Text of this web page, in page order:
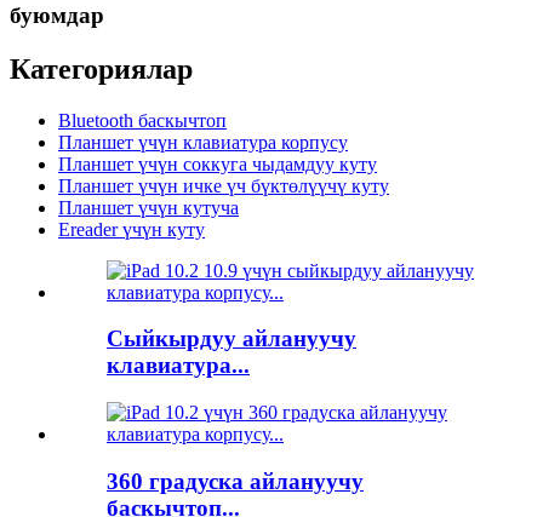
буюмдар
Категориялар
Bluetooth баскычтоп
Планшет үчүн клавиатура корпусу
Планшет үчүн соккуга чыдамдуу куту
Планшет үчүн ичке үч бүктөлүүчү куту
Планшет үчүн кутуча
Ereader үчүн куту
Сыйкырдуу айлануучу
клавиатура...
360 градуска айлануучу
баскычтоп...